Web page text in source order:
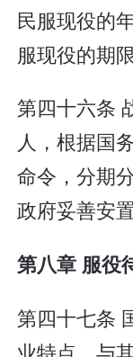
民服现役的
服现役的期限
第四十六条
人，根据国
命令，分期
政府妥善安置
第八章 服役
第四十七条